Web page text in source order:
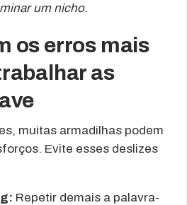
um nicho.
os erros mais
as
muitas armadilhas podem
Evite esses deslizes
Repetir demais a palavra-